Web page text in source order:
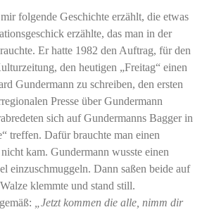
folgende Geschichte erzählt, die etwas
erzählte, das man in der
Er hatte 1982 den Auftrag, für den
den heutigen „Freitag“ einen
Gundermann zu schreiben, den ersten
Presse über Gundermann
sich auf Gundermanns Bagger in
treffen. Dafür brauchte man einen
kam. Gundermann wusste einen
einzuschmuggeln. Dann saßen beide auf
klemmte und stand still.
„Jetzt kommen die alle, nimm dir